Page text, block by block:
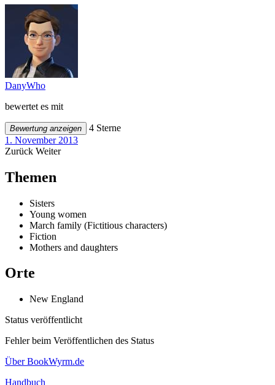
DanyWho
bewertet es mit
Bewertung anzeigen
4 Sterne
1. November 2013
Zurück Weiter
Themen
Sisters
Young women
March family (Fictitious characters)
Fiction
Mothers and daughters
Orte
New England
Status veröffentlicht
Fehler beim Veröffentlichen des Status
Über BookWyrm.de
Handbuch